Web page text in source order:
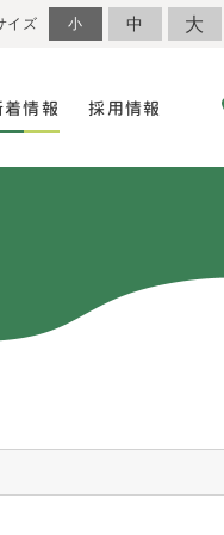
イズ 小 中 大
着情報 採用情報